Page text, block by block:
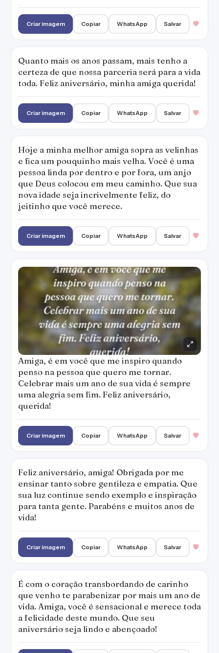
Criar imagem Copiar WhatsApp Salvar
Quanto mais os anos passam, mais tenho a
certeza de que nossa parceria será para a vida
toda. Feliz aniversário, minha amiga querida!
Criar imagem Copiar WhatsApp Salvar
Hoje a minha melhor amiga sopra as velinhas
e fica um pouquinho mais velha. Você é uma
pessoa linda por dentro e por fora, um anjo
que Deus colocou em meu caminho. Que sua
nova idade seja incrivelmente feliz, do
jeitinho que você merece.
Criar imagem Copiar WhatsApp Salvar
Amiga, é em você que me inspiro quando
penso na pessoa que quero me tornar.
Celebrar mais um ano de sua vida é sempre
uma alegria sem fim. Feliz aniversário,
querida!
Criar imagem Copiar WhatsApp Salvar
Feliz aniversário, amiga! Obrigada por me
ensinar tanto sobre gentileza e empatia. Que
sua luz continue sendo exemplo e inspiração
para tanta gente. Parabéns e muitos anos de
vida!
Criar imagem Copiar WhatsApp Salvar
É com o coração transbordando de carinho
que venho te parabenizar por mais um ano de
vida. Amiga, você é sensacional e merece toda
a felicidade deste mundo. Que seu
aniversário seja lindo e abençoado!